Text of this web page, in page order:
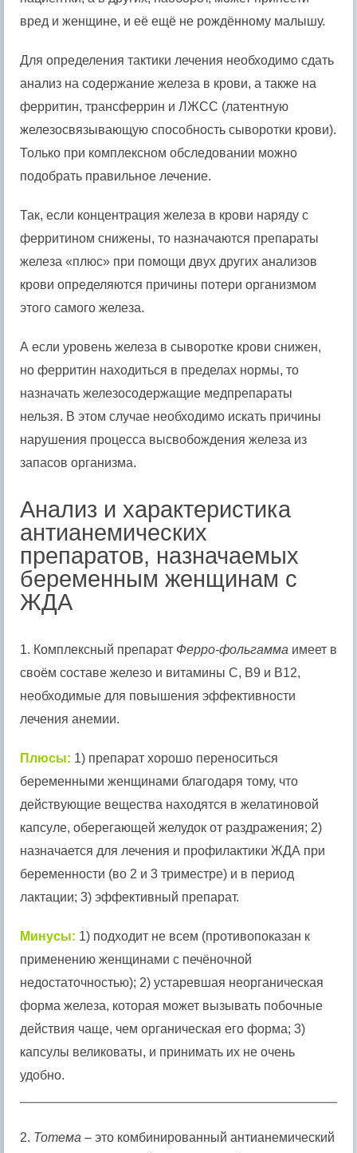
вред и женщине, и её ещё не рождённому малышу.
Для определения тактики лечения необходимо сдать
анализ на содержание железа в крови, а также на
ферритин, трансферрин и ЛЖСС (латентную
железосвязывающую способность сыворотки крови).
Только при комплексном обследовании можно
подобрать правильное лечение.
Так, если концентрация железа в крови наряду с
ферритином снижены, то назначаются препараты
железа «плюс» при помощи двух других анализов
крови определяются причины потери организмом
этого самого железа.
А если уровень железа в сыворотке крови снижен,
но ферритин находиться в пределах нормы, то
назначать железосодержащие медпрепараты
нельзя. В этом случае необходимо искать причины
нарушения процесса высвобождения железа из
запасов организма.
Анализ и характеристика
антианемических
препаратов, назначаемых
беременным женщинам с
ЖДА
1. Комплексный препарат Ферро-фольгамма имеет в
своём составе железо и витамины C, B9 и B12,
необходимые для повышения эффективности
лечения анемии.
Плюсы: 1) препарат хорошо переноситься
беременными женщинами благодаря тому, что
действующие вещества находятся в желатиновой
капсуле, оберегающей желудок от раздражения; 2)
назначается для лечения и профилактики ЖДА при
беременности (во 2 и 3 триместре) и в период
лактации; 3) эффективный препарат.
Минусы: 1) подходит не всем (противопоказан к
применению женщинами с печёночной
недостаточностью); 2) устаревшая неорганическая
форма железа, которая может вызывать побочные
действия чаще, чем органическая его форма; 3)
капсулы великоваты, и принимать их не очень
удобно.
2. Тотема – это комбинированный антианемический